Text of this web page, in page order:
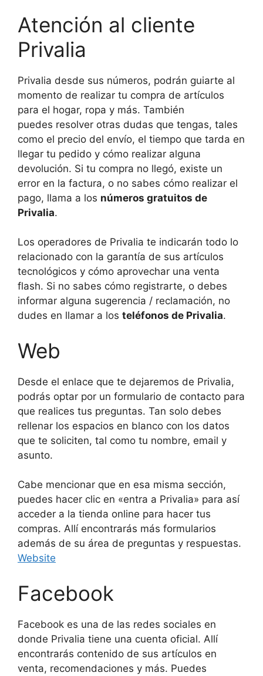
Atención al cliente
Privalia
Privalia desde sus números, podrán guiarte al
momento de realizar tu compra de artículos
para el hogar, ropa y más. También
puedes resolver otras dudas que tengas, tales
como el precio del envío, el tiempo que tarda en
llegar tu pedido y cómo realizar alguna
devolución. Si tu compra no llegó, existe un
error en la factura, o no sabes cómo realizar el
pago, llama a los números gratuitos de
Privalia.
Los operadores de Privalia te indicarán todo lo
relacionado con la garantía de sus artículos
tecnológicos y cómo aprovechar una venta
flash. Si no sabes cómo registrarte, o debes
informar alguna sugerencia / reclamación, no
dudes en llamar a los teléfonos de Privalia.
Web
Desde el enlace que te dejaremos de Privalia,
podrás optar por un formulario de contacto para
que realices tus preguntas. Tan solo debes
rellenar los espacios en blanco con los datos
que te soliciten, tal como tu nombre, email y
asunto.
Cabe mencionar que en esa misma sección,
puedes hacer clic en «entra a Privalia» para así
acceder a la tienda online para hacer tus
compras. Allí encontrarás más formularios
además de su área de preguntas y respuestas.
Website
Facebook
Facebook es una de las redes sociales en
donde Privalia tiene una cuenta oficial. Allí
encontrarás contenido de sus artículos en
venta, recomendaciones y más. Puedes